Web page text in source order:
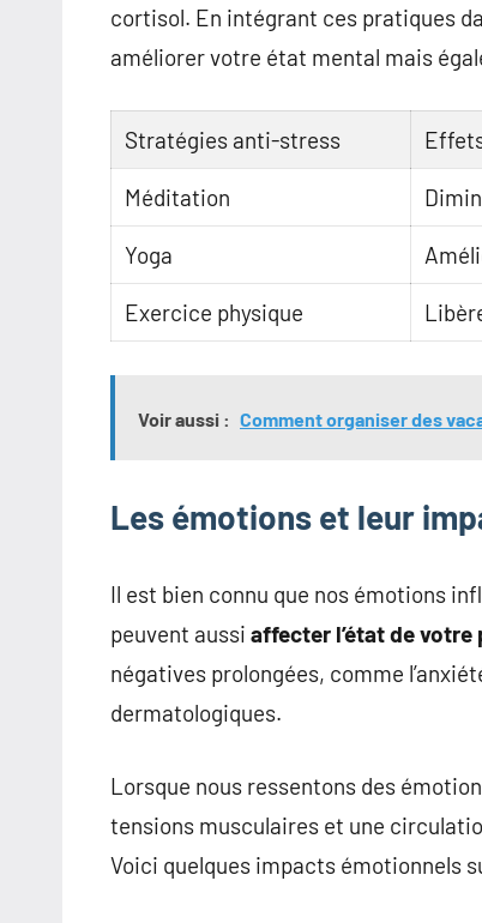
cortisol. En intégrant ces pratiques
améliorer votre état mental mais
Stratégies anti-stress
Méditation
Yoga
Exercice physique
Voir aussi : Comment organiser des
Les émotions et leur
Il est bien connu que nos émotions
peuvent aussi affecter l’état de votre
négatives prolongées, comme
dermatologiques.
Lorsque nous ressentons des
tensions musculaires et une
Voici quelques impacts émotionnels